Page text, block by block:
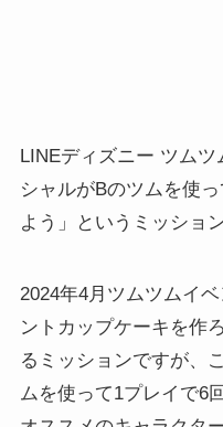
LINEディズニー ツム
シャルがBのツムを使
よう」というミッショ
2024年4月ツムツムイ
ントカップケーキを作
るミッションですが、
ムを使って1プレイで6